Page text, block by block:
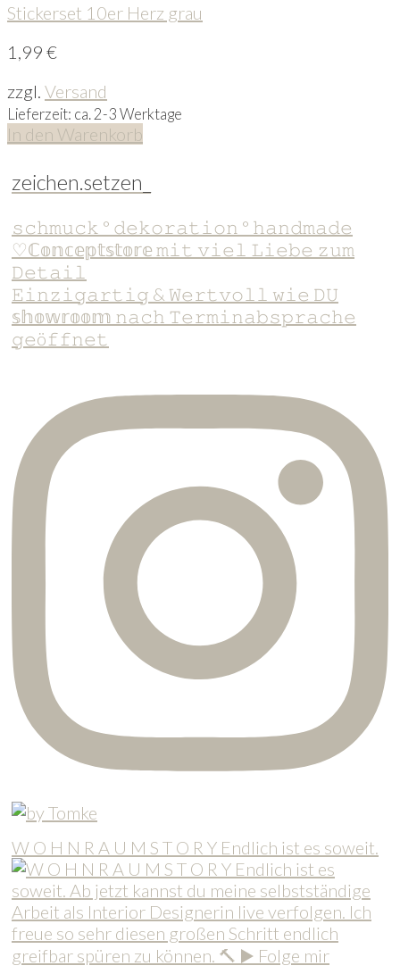
Stickerset 10er Herz grau
1,99 €
zzgl. Versand
Lieferzeit: ca. 2-3 Werktage
In den Warenkorb
zeichen.setzen_
𝚜𝚌𝚑𝚖𝚞𝚌𝚔 ° 𝚍𝚎𝚔𝚘𝚛𝚊𝚝𝚒𝚘𝚗 ° 𝚑𝚊𝚗𝚍𝚖𝚊𝚍𝚎
♡ℂ𝕠𝕟𝕔𝕖𝕡𝕥𝕤𝕥𝕠𝕣𝕖 𝚖𝚒𝚝 𝚟𝚒𝚎𝚕 𝙻𝚒𝚎𝚋𝚎 𝚣𝚞𝚖
𝙳𝚎𝚝𝚊𝚒𝚕
𝙴𝚒𝚗𝚣𝚒𝚐𝚊𝚛𝚝𝚒𝚐 & 𝚆𝚎𝚛𝚝𝚟𝚘𝚕𝚕 𝚠𝚒𝚎 𝙳𝚄
𝕤𝕙𝕠𝕨𝕣𝕠𝕠𝕞 𝚗𝚊𝚌𝚑 𝚃𝚎𝚛𝚖𝚒𝚗𝚊𝚋𝚜𝚙𝚛𝚊𝚌𝚑𝚎
𝚐𝚎ö𝚏𝚏𝚗𝚎𝚝
W O H N R A U M S T O R Y Endlich ist es soweit.